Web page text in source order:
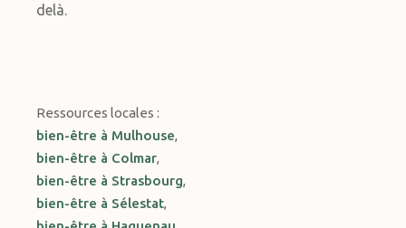
delà.
Ressources locales :
bien-être à Mulhouse,
bien-être à Colmar,
bien-être à Strasbourg,
bien-être à Sélestat,